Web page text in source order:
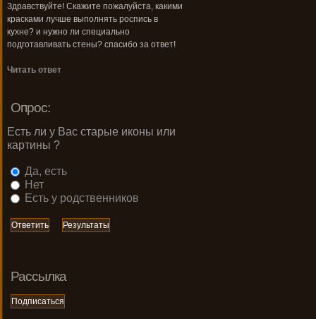
Здравствуйте! Скажите пожалуйста, какими
красками лучше выполнять роспись в
кухне? и нужно ли специально
подготавливать стены? спасибо за ответ!
Читать ответ
Опрос:
Есть ли у Вас старые иконы или
картины ?
Да, есть
Нет
Есть у родственников
Рассылка